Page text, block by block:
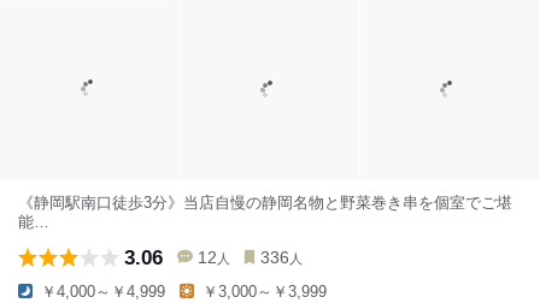
《静岡駅南口徒歩3分》当店自慢の静岡名物と野菜巻き串を個室でご堪
能…
3.06 12 人 336 人
￥4,000～￥4,999 ￥3,000～￥3,999